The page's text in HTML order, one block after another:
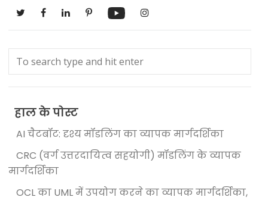
हाल के पोस्ट
AI चैटबॉट: दृश्य मॉडलिंग का व्यापक मार्गदर्शिका
CRC (वर्ग उत्तरदायित्व सहयोगी) मॉडलिंग के व्यापक
मार्गदर्शिका
OCL का UML में उपयोग करने का व्यापक मार्गदर्शिका,